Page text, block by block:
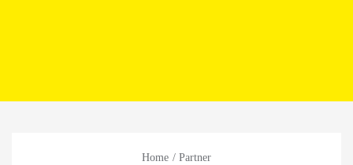
Home Partner